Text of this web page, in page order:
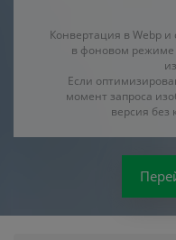
Конвертация в Webp
в фоновом режиме
Если
момент запроса
версия без